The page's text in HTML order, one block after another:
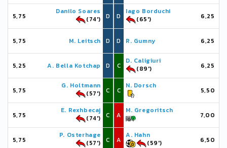
5,75
Danilo Soares
(74')
D
5,75 M. Leitsch D
5,25 A. Bella Kotchap D
5,75
G. Holtmann
(57')
C
5,75
E. Rexhbecaj
(74')
C
5,75
P. Osterhage
(57')
C
D
Iago Borduchi
(65')
6,25
D R. Gumny 6,25
C
D. Caligiuri
(89')
6,25
C
N. Dorsch
5,50
A
M. Gregoritsch
7,00
A
A. Hahn
(59')
6,50